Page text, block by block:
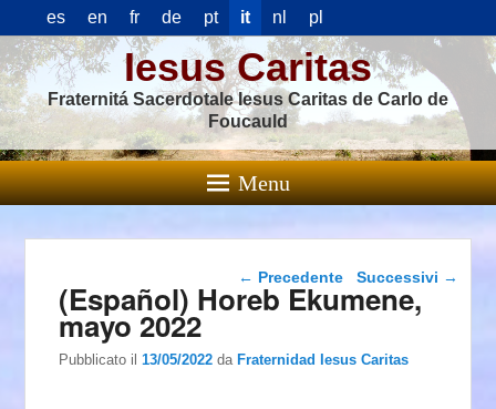
es en fr de pt it nl pl
Iesus Caritas
Fraternitá Sacerdotale Iesus Caritas de Carlo de
Foucauld
Menu
Navigazione articolo
← Precedente Successivi →
(Español) Horeb Ekumene,
mayo 2022
Pubblicato il13/05/2022 daFraternidad Iesus Caritas